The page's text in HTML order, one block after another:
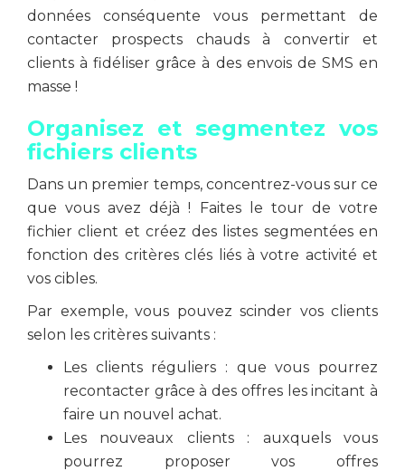
données conséquente vous permettant de
contacter prospects chauds à convertir et
clients à fidéliser grâce à des envois de SMS en
masse !
Organisez et segmentez vos
fichiers clients
Dans un premier temps, concentrez-vous sur ce
que vous avez déjà ! Faites le tour de votre
fichier client et créez des listes segmentées en
fonction des critères clés liés à votre activité et
vos cibles.
Par exemple, vous pouvez scinder vos clients
selon les critères suivants :
Les clients réguliers : que vous pourrez
recontacter grâce à des offres les incitant à
faire un nouvel achat.
Les nouveaux clients : auxquels vous
pourrez proposer vos offres